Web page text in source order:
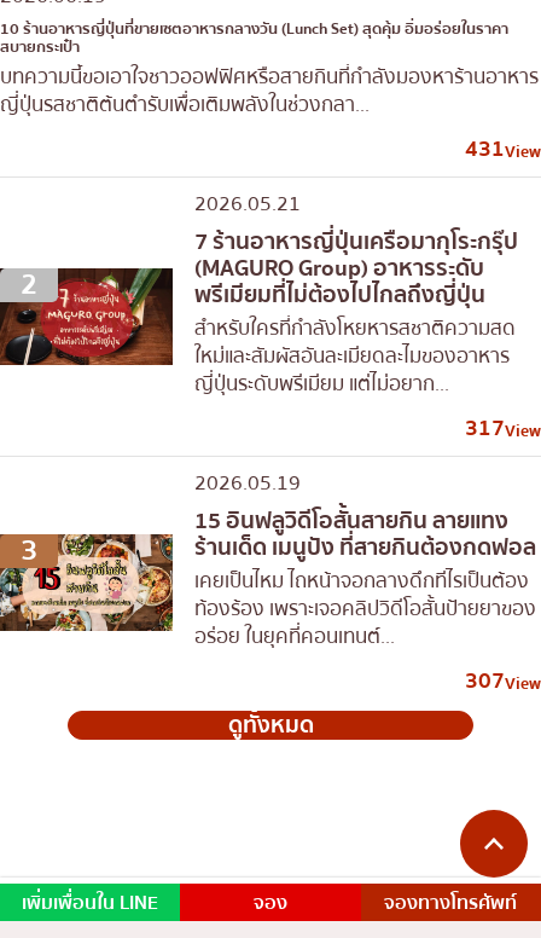
10 ร้านอาหารญี่ปุ่นที่ขายเซตอาหารกลางวัน (Lunch Set) สุดคุ้ม อิ่มอร่อยในราคา
สบายกระเป๋า
บทความนี้ขอเอาใจชาวออฟฟิศหรือสายกินที่กำลังมองหาร้านอาหาร
ญี่ปุ่นรสชาติต้นตำรับเพื่อเติมพลังในช่วงกลา...
431View
2
2026.05.21
7 ร้านอาหารญี่ปุ่นเครือมากุโระกรุ๊ป
(MAGURO Group) อาหารระดับ
พรีเมียมที่ไม่ต้องไปไกลถึงญี่ปุ่น
สำหรับใครที่กำลังโหยหารสชาติความสด
ใหม่และสัมผัสอันละเมียดละไมของอาหาร
ญี่ปุ่นระดับพรีเมียม แต่ไม่อยาก...
317View
3
2026.05.19
15 อินฟลูวิดีโอสั้นสายกิน ลายแทง
ร้านเด็ด เมนูปัง ที่สายกินต้องกดฟอล
เคยเป็นไหม ไถหน้าจอกลางดึกทีไรเป็นต้อง
ท้องร้อง เพราะเจอคลิปวิดีโอสั้นป้ายยาของ
อร่อย ในยุคที่คอนเทนต์...
307View
ดูทั้งหมด
เพิ่มเพื่อนใน LINE จอง จองทางโทรศัพท์